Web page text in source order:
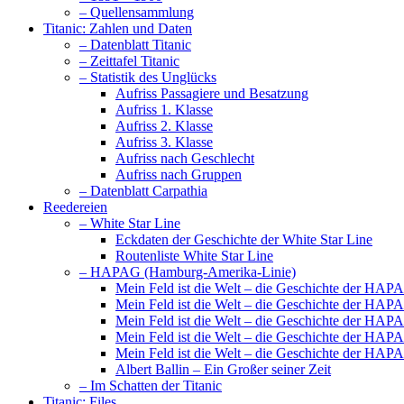
– Quellensammlung
Titanic: Zahlen und Daten
– Datenblatt Titanic
– Zeittafel Titanic
– Statistik des Unglücks
Aufriss Passagiere und Besatzung
Aufriss 1. Klasse
Aufriss 2. Klasse
Aufriss 3. Klasse
Aufriss nach Geschlecht
Aufriss nach Gruppen
– Datenblatt Carpathia
Reedereien
– White Star Line
Eckdaten der Geschichte der White Star Line
Routenliste White Star Line
– HAPAG (Hamburg-Amerika-Linie)
Mein Feld ist die Welt – die Geschichte der
Mein Feld ist die Welt – die Geschichte der
Mein Feld ist die Welt – die Geschichte der
Mein Feld ist die Welt – die Geschichte der
Mein Feld ist die Welt – die Geschichte der
Albert Ballin – Ein Großer seiner Zeit
– Im Schatten der Titanic